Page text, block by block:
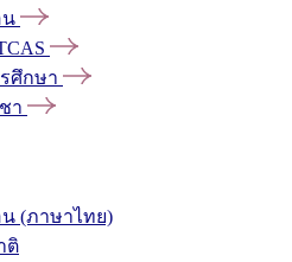
น
ศึกษา
า
(ภาษาไทย)
ติ